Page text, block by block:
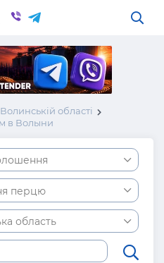
області
в Волыни
перцю
область